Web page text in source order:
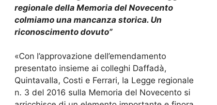
regionale della Memoria del Novecento
colmiamo una mancanza storica. Un
riconoscimento dovuto”
«Con l’approvazione dell’emendamento
presentato insieme ai colleghi Daffadà,
Quintavalla, Costi e Ferrari, la Legge regionale
n. 3 del 2016 sulla Memoria del Novecento si